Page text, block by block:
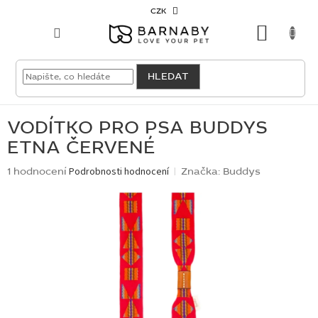
CZK
HLEDAT
VELKOODBĚRATEL
PSY
KOČKY
VODÍTKO PRO PSA BUDDYS
ETNA ČERVENÉ
Průměrné
1 hodnocení Podrobnosti hodnocení Značka: Buddys